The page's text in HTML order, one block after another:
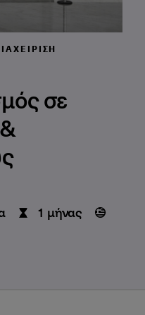
σε
1 μήνας